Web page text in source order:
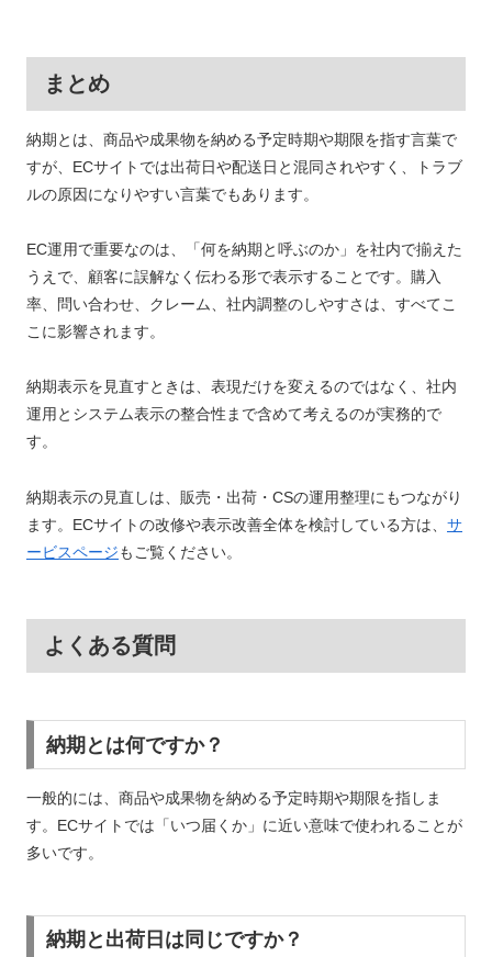
まとめ
納期とは、商品や成果物を納める予定時期や期限を指す言葉で
すが、ECサイトでは出荷日や配送日と混同されやすく、トラブ
ルの原因になりやすい言葉でもあります。
EC運用で重要なのは、「何を納期と呼ぶのか」を社内で揃えた
うえで、顧客に誤解なく伝わる形で表示することです。購入
率、問い合わせ、クレーム、社内調整のしやすさは、すべてこ
こに影響されます。
納期表示を見直すときは、表現だけを変えるのではなく、社内
運用とシステム表示の整合性まで含めて考えるのが実務的で
す。
納期表示の見直しは、販売・出荷・CSの運用整理にもつながり
ます。ECサイトの改修や表示改善全体を検討している方は、 サ
ービスページもご覧ください。
よくある質問
納期とは何ですか？
一般的には、商品や成果物を納める予定時期や期限を指しま
す。ECサイトでは「いつ届くか」に近い意味で使われることが
多いです。
納期と出荷日は同じですか？